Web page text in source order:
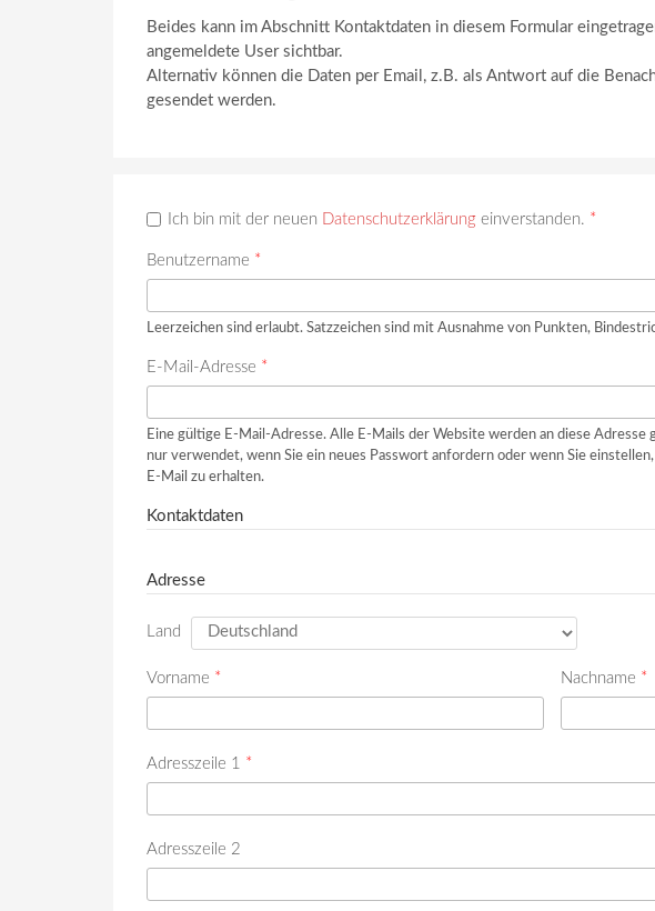
Beides kann im Abschnitt Kontaktdaten in diesem Formular
angemeldete User sichtbar.
Alternativ können die Daten per Email, z.B. als Antwort auf die
gesendet werden.
Ich bin mit der neuen Datenschutzerklärung einverstanden. *
Benutzername *
Leerzeichen sind erlaubt. Satzzeichen sind mit Ausnahme von Punkten,
E-Mail-Adresse *
Eine gültige E-Mail-Adresse. Alle E-Mails der Website werden an diese
nur verwendet, wenn Sie ein neues Passwort anfordern oder wenn Sie
E-Mail zu erhalten.
Kontaktdaten
Adresse
Land
Vorname * Nachname *
Adresszeile 1 *
Adresszeile 2